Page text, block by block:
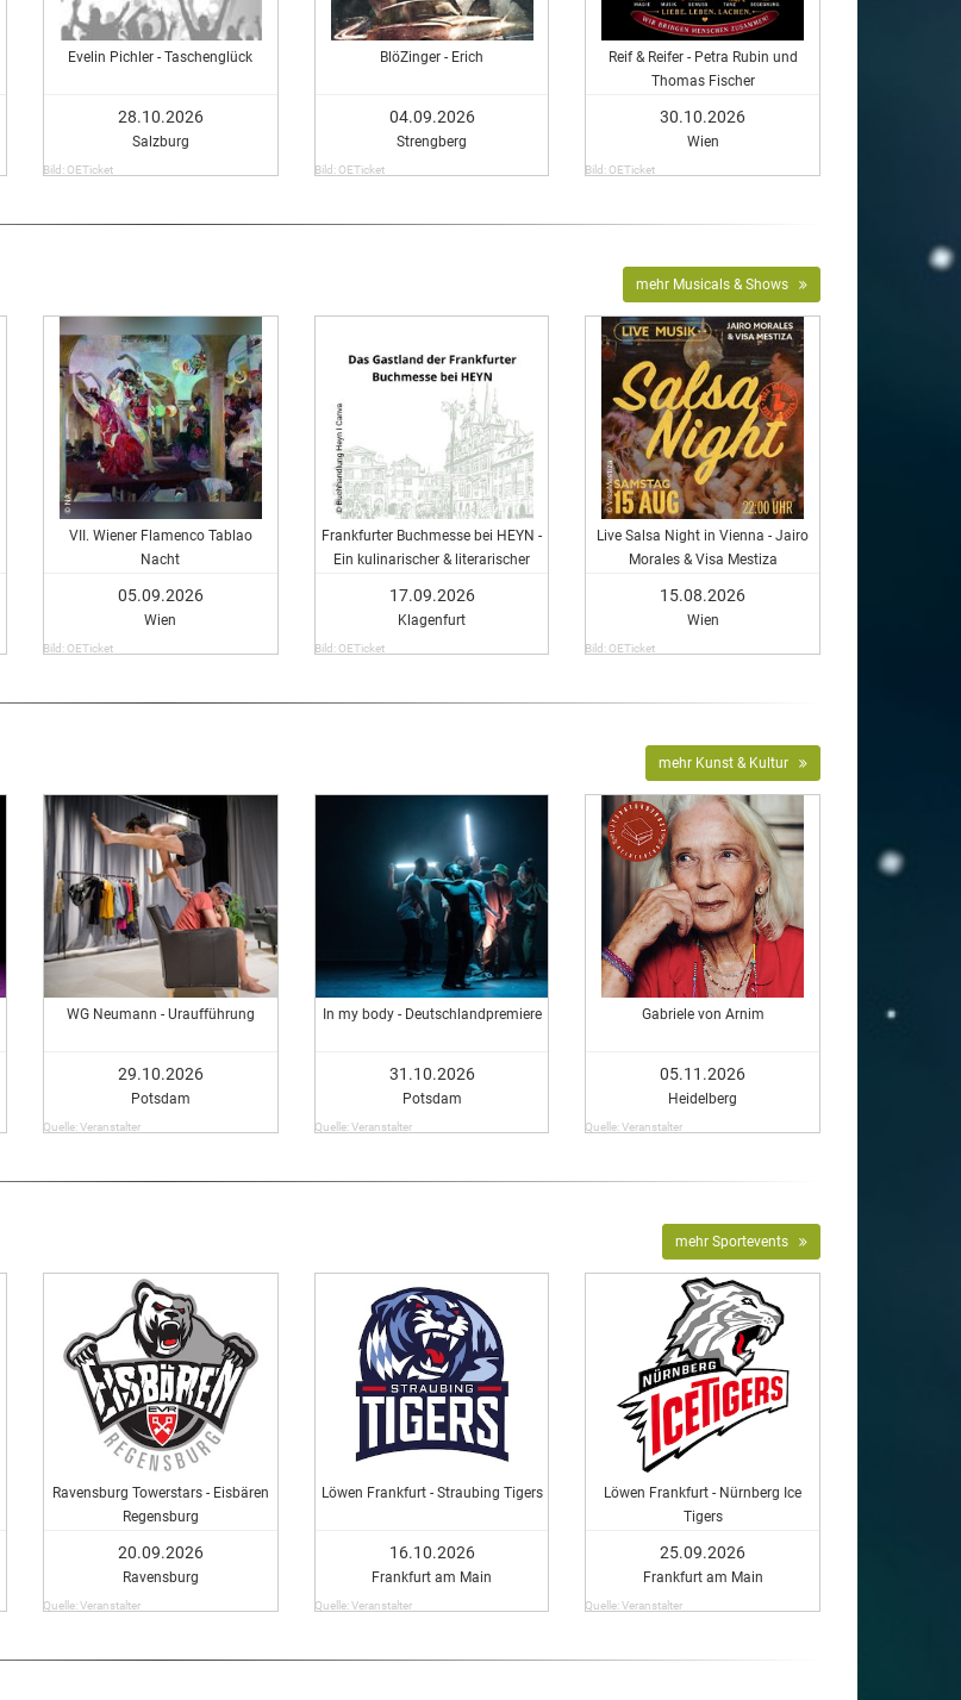
Evelin Pichler - Taschenglück
28.10.2026
Salzburg
Bild: OETicket
BlöZinger - Erich
04.09.2026
Strengberg
Bild: OETicket
Reif & Reifer - Petra Rubin und
Thomas Fischer
30.10.2026
Wien
Bild: OETicket
mehr Musicals & Shows
VII. Wiener Flamenco Tablao
Nacht
05.09.2026
Wien
Bild: OETicket
Frankfurter Buchmesse bei HEYN -
Ein kulinarischer & literarischer
17.09.2026
Klagenfurt
Bild: OETicket
Live Salsa Night in Vienna - Jairo
Morales & Visa Mestiza
15.08.2026
Wien
Bild: OETicket
mehr Kunst & Kultur
WG Neumann - Uraufführung
29.10.2026
Potsdam
Quelle: Veranstalter
In my body - Deutschlandpremiere
31.10.2026
Potsdam
Quelle: Veranstalter
Gabriele von Arnim
05.11.2026
Heidelberg
Quelle: Veranstalter
mehr Sportevents
Ravensburg Towerstars - Eisbären
Regensburg
20.09.2026
Ravensburg
Quelle: Veranstalter
Löwen Frankfurt - Straubing Tigers
16.10.2026
Frankfurt am Main
Quelle: Veranstalter
Löwen Frankfurt - Nürnberg Ice
Tigers
25.09.2026
Frankfurt am Main
Quelle: Veranstalter